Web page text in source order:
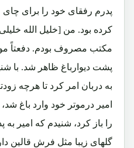
پدرم رفقای خود را برای
کرده بود. من [خلیل الله
مکتب مصروف بودم. دفعتاً
پشت دیوارباغ ظاهر شد. با
به دربان امر کرد تا هرچه
امیر درموتر خود وارد باغ
را باز کرد، شنیدم که امیر
گلهای زیبا مثل فرش قالین